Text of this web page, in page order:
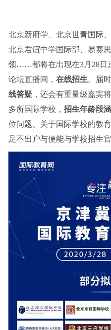
北京新府学、北京世青国际
北京君谊中学国际部、易赛
领……都将在出现在3月28日
论坛直播间， 在线招生。届
线答疑，还会有重量级嘉宾
多所国际学校， 招生年龄段
位问题、关于国际学校的教
足不出户与便能与学校招生